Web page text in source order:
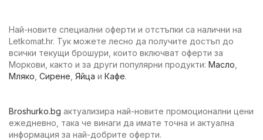
Най-новите специални оферти и отстъпки са налични на
Letkomat.hr. Тук можете лесно да получите достъп до
всички текущи брошури, които включват оферти за
Моркови, както и за други популярни продукти: Масло
Мляко Сирене Яйца и Кафе.
Broshurko.bg актуализира най-новите промоционални цени
ежедневно, така че винаги да имате точна и актуална
информация за най-добрите оферти.